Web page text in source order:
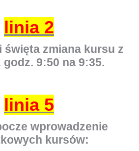
linia 2
święta zmiana kursu z
godz. 9:50 na 9:35.
linia 5
wprowadzenie
kursów: